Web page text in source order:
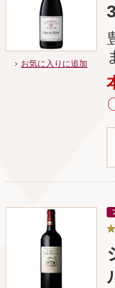
お気に入りに追加